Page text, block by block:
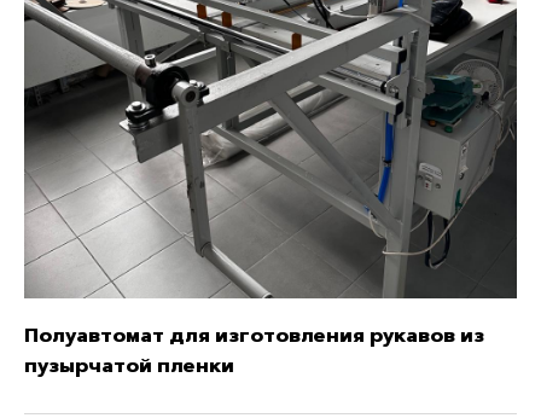
Полуавтомат для изготовления рукавов из
пузырчатой пленки